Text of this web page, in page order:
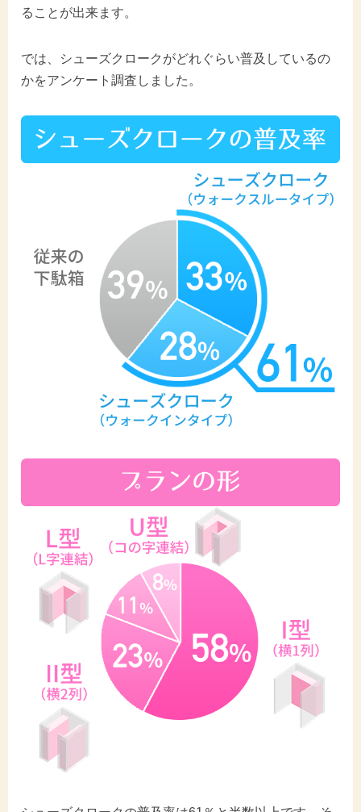
ることが出来ます。
では、シューズクロークがどれぐらい普及しているの
かをアンケート調査しました。